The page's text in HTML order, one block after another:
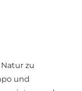
zu
und